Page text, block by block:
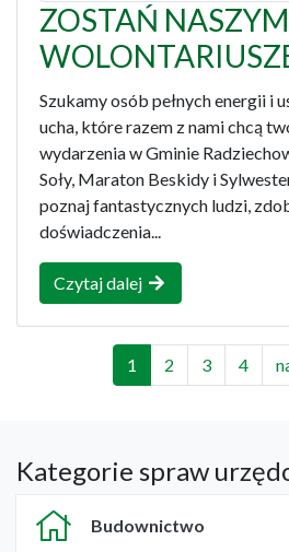
ZOSTAŃ NASZYM
Szukamy osób pełnych energii i
ucha, które razem z nami chcą
wydarzenia w Gminie
Soły, Maraton Beskidy i
poznaj fantastycznych ludzi,
doświadczenia...
Czytaj dalej
1 2 3 4
Kategorie spraw
Budownictwo